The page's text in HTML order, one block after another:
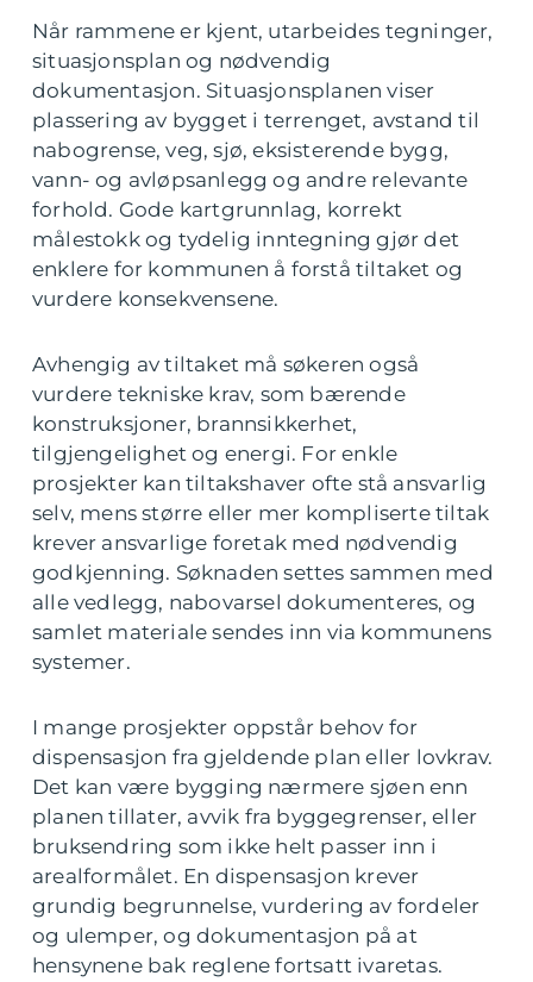
Når rammene er kjent, utarbeides tegninger,
situasjonsplan og nødvendig
dokumentasjon. Situasjonsplanen viser
plassering av bygget i terrenget, avstand til
nabogrense, veg, sjø, eksisterende bygg,
vann- og avløpsanlegg og andre relevante
forhold. Gode kartgrunnlag, korrekt
målestokk og tydelig inntegning gjør det
enklere for kommunen å forstå tiltaket og
vurdere konsekvensene.
Avhengig av tiltaket må søkeren også
vurdere tekniske krav, som bærende
konstruksjoner, brannsikkerhet,
tilgjengelighet og energi. For enkle
prosjekter kan tiltakshaver ofte stå ansvarlig
selv, mens større eller mer kompliserte tiltak
krever ansvarlige foretak med nødvendig
godkjenning. Søknaden settes sammen med
alle vedlegg, nabovarsel dokumenteres, og
samlet materiale sendes inn via kommunens
systemer.
I mange prosjekter oppstår behov for
dispensasjon fra gjeldende plan eller lovkrav.
Det kan være bygging nærmere sjøen enn
planen tillater, avvik fra byggegrenser, eller
bruksendring som ikke helt passer inn i
arealformålet. En dispensasjon krever
grundig begrunnelse, vurdering av fordeler
og ulemper, og dokumentasjon på at
hensynene bak reglene fortsatt ivaretas.